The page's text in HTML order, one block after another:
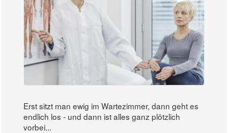
Erst sitzt man ewig im Wartezimmer, dann geht es
endlich los - und dann ist alles ganz plötzlich
vorbei...